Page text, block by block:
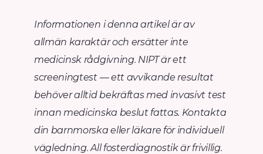
Informationen i denna artikel är av
allmän karaktär och ersätter inte
medicinsk rådgivning. NIPT är ett
screeningtest — ett avvikande resultat
behöver alltid bekräftas med invasivt test
innan medicinska beslut fattas. Kontakta
din barnmorska eller läkare för individuell
vägledning. All fosterdiagnostik är frivillig.